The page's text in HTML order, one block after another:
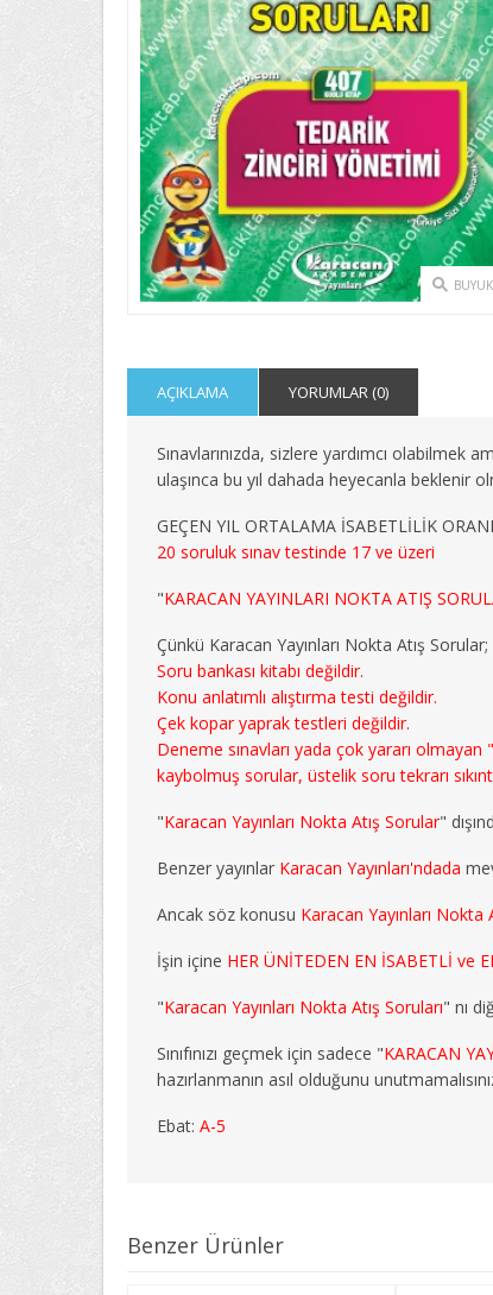
AÇIKLAMA YORUMLAR (0)
Sınavlarınızda, sizlere yardımcı olabilmek
ulaşınca bu yıl dahada heyecanla beklenir
GEÇEN YIL ORTALAMA İSABETLİLİK
20 soruluk sınav testinde 17 ve üzeri
"KARACAN YAYINLARI NOKTA ATIŞ
Çünkü Karacan Yayınları Nokta Atış Sorular;
Soru bankası kitabı değildir.
Konu anlatımlı alıştırma testi değildir.
Çek kopar yaprak testleri değildir.
Deneme sınavları yada çok yararı olmayan
kaybolmuş sorular, üstelik soru tekrarı
"Karacan Yayınları Nokta Atış Sorular"
Benzer yayınlar Karacan Yayınları'ndada
Ancak söz konusu Karacan Yayınları Nokta
İşin içine HER ÜNİTEDEN EN İSABETLİ ve
"Karacan Yayınları Nokta Atış Soruları" nı
Sınıfınızı geçmek için sadece "KARACAN
hazırlanmanın asıl olduğunu
Ebat: A-5
Benzer Ürünler